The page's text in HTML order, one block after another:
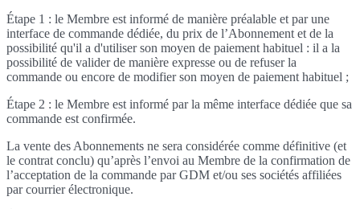
Étape 1 : le Membre est informé de manière préalable et par une
interface de commande dédiée, du prix de l’Abonnement et de la
possibilité qu'il a d'utiliser son moyen de paiement habituel : il a la
possibilité de valider de manière expresse ou de refuser la
commande ou encore de modifier son moyen de paiement habituel ;
Étape 2 : le Membre est informé par la même interface dédiée que sa
commande est confirmée.
La vente des Abonnements ne sera considérée comme définitive (et
le contrat conclu) qu’après l’envoi au Membre de la confirmation de
l’acceptation de la commande par GDM et/ou ses sociétés affiliées
par courrier électronique.